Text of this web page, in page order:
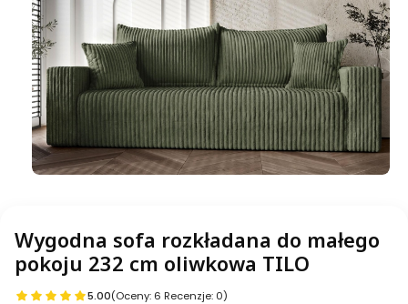
Wygodna sofa rozkładana do małego
pokoju 232 cm oliwkowa TILO
5.00(Oceny: 6 Recenzje: 0)